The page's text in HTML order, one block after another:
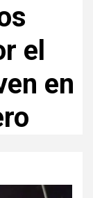
el
en